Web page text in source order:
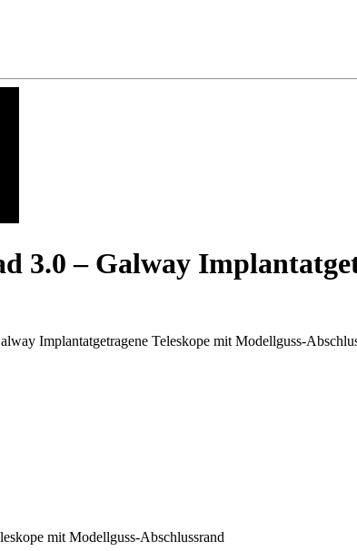
3.0 – Galway
Implantatgetragene Teleskope mit Modellguss-
mit Modellguss-Abschlussrand